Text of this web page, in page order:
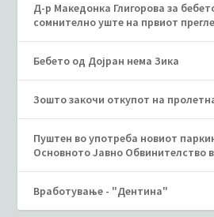
Д-р Македонка Глигорова за
сомнително уште на првиот
Бебето од Дојран нема Зика
Зошто закочи откупот на
Пуштен во употреба новиот
Основното Јавно Обвинителство
Вработување - "Дентина"